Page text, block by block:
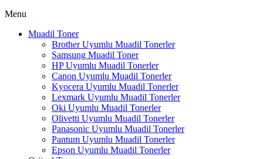
Menu
Muadil Toner
Brother Uyumlu Muadil Tonerler
Samsung Muadil Toner
HP Uyumlu Muadil Tonerler
Canon Uyumlu Muadil Tonerler
Kyocera Uyumlu Muadil Tonerler
Lexmark Uyumlu Muadil Tonerler
Oki Uyumlu Muadil Tonerler
Olivetti Uyumlu Muadil Tonerler
Panasonic Uyumlu Muadil Tonerler
Pantum Uyumlu Muadil Tonerler
Epson Uyumlu Muadil Tonerler